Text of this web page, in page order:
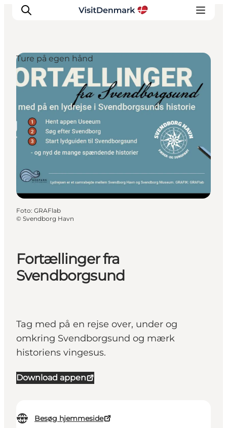
Inspiration
Destinationer
Oplevelser
Overnatning
Planlæg ferien
Fortællinger fra
Svendborgsund
Tag med på en rejse over, under og
omkring Svendborgsund og mærk
historiens vingesus.
Download appen
Besøg hjemmeside
Ture på egen hånd
Foto: GRAFlab
© Svendborg Havn